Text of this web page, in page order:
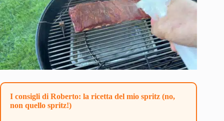
I consigli di Roberto: la ricetta del mio spritz (no,
non quello spritz!)